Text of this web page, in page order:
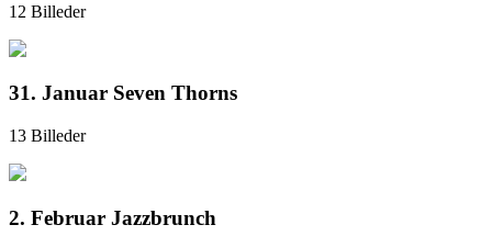
12 Billeder
31. Januar Seven Thorns
13 Billeder
2. Februar Jazzbrunch